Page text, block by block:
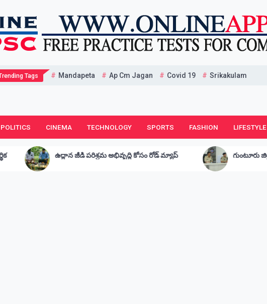
Tags Mandapeta Ap Cm Jagan Covid 19 Srikakulam
POLITICS CINEMA TECHNOLOGY SPORTS FASHION LIFESTYLE
అభివృద్ధి కోసం రోడ్ మ్యాప్ గుంటూరు జిల్లాలో తొలి పిడీ యాక్ట్ కేసు నమోదు